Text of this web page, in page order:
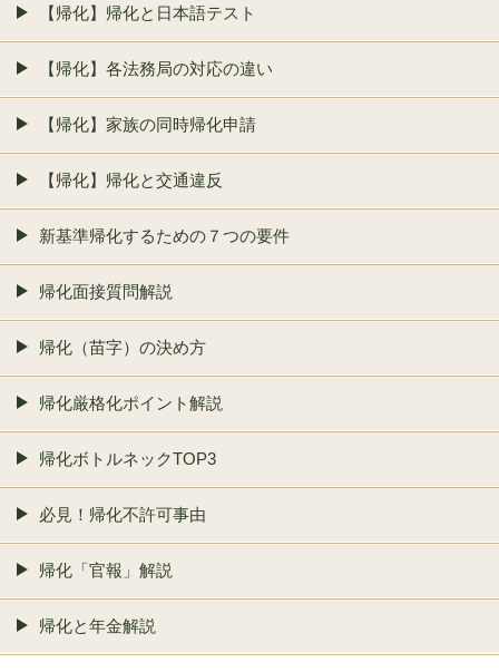
【帰化】帰化と日本語テスト
【帰化】各法務局の対応の違い
【帰化】家族の同時帰化申請
【帰化】帰化と交通違反
新基準帰化するための７つの要件
帰化面接質問解説
帰化（苗字）の決め方
帰化厳格化ポイント解説
帰化ボトルネックTOP3
必見！帰化不許可事由
帰化「官報」解説
帰化と年金解説